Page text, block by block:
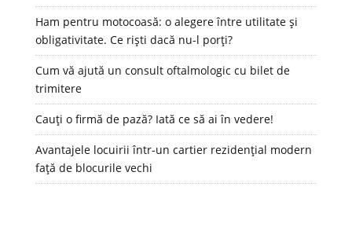
Ham pentru motocoasă: o alegere între utilitate și
obligativitate. Ce riști dacă nu-l porți?
Cum vă ajută un consult oftalmologic cu bilet de
trimitere
Cauți o firmă de pază? Iată ce să ai în vedere!
Avantajele locuirii într-un cartier rezidențial modern
față de blocurile vechi